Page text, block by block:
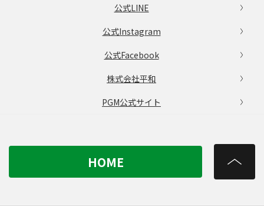
公式LINE
公式Instagram
公式Facebook
株式会社平和
PGM公式サイト
HOME